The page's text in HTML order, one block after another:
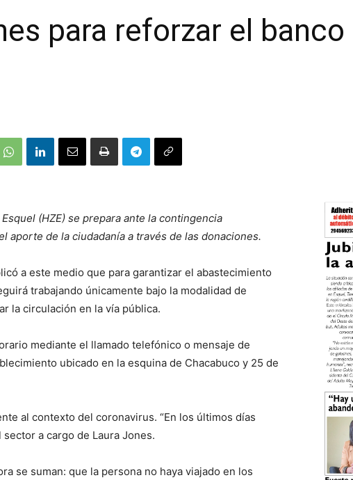
para reforzar el
(HZE) se prepara ante la contingencia
aporte de la ciudadanía a través de las donaciones.
a este medio que para garantizar el abastecimiento
trabajando únicamente bajo la modalidad de
la circulación en la vía pública.
mediante el llamado telefónico o mensaje de
ubicado en la esquina de Chacabuco y 25 de
al contexto del coronavirus. “En los últimos días
a cargo de Laura Jones.
se suman: que la persona no haya viajado en los